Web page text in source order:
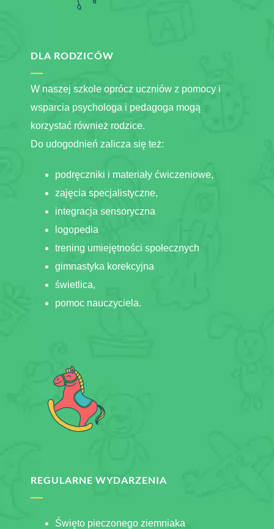
DLA RODZICÓW
W naszej szkole oprócz uczniów z pomocy i
wsparcia psychologa i pedagoga mogą
korzystać również rodzice.
Do udogodnień zalicza się też:
podręczniki i materiały ćwiczeniowe,
zajęcia specjalistyczne,
integracja sensoryczna
logopedia
trening umiejętności społecznych
gimnastyka korekcyjna
świetlica,
pomoc nauczyciela.
REGULARNE WYDARZENIA
Święto pieczonego ziemniaka